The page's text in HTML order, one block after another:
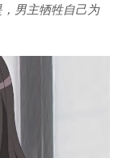
男主牺牲自己为